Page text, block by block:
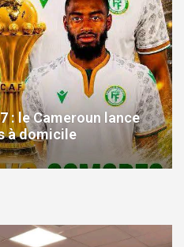
: le Cameroun lance
à domicile